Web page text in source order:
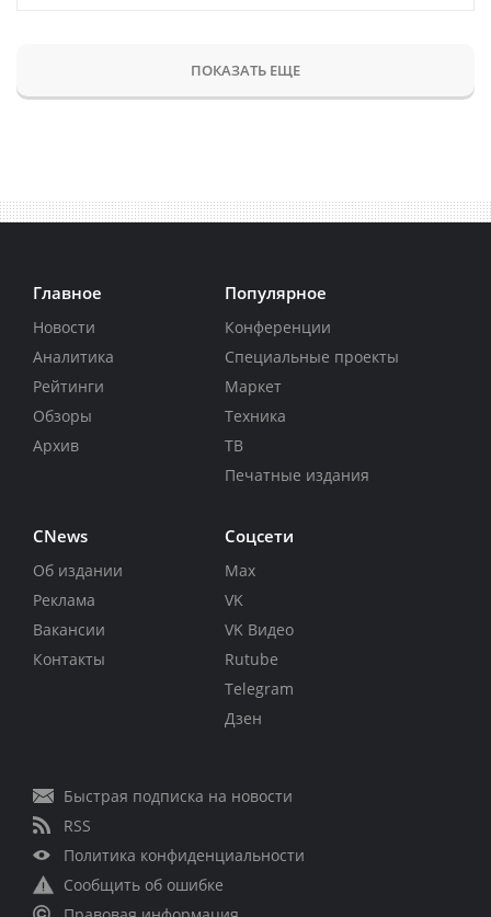
ПОКАЗАТЬ ЕЩЕ
Главное
Новости
Аналитика
Рейтинги
Обзоры
Архив
Популярное
Конференции
Специальные проекты
Маркет
Техника
ТВ
Печатные издания
CNews
Об издании
Реклама
Вакансии
Контакты
Соцсети
Max
VK
VK Видео
Rutube
Telegram
Дзен
Быстрая подписка на новости
RSS
Политика конфиденциальности
Сообщить об ошибке